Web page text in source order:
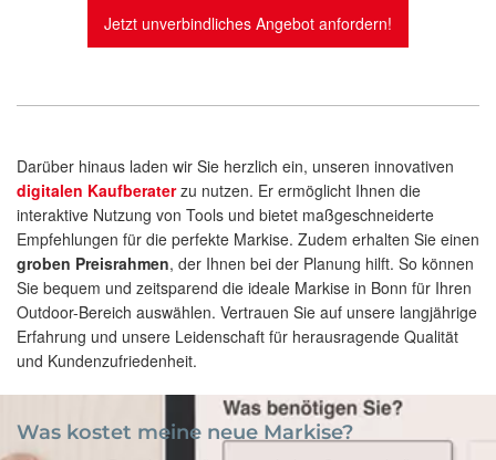
Jetzt unverbindliches Angebot anfordern!
Darüber hinaus laden wir Sie herzlich ein, unseren innovativen
digitalen Kaufberaterzu nutzen. Er ermöglicht Ihnen die
interaktive Nutzung von Tools und bietet maßgeschneiderte
Empfehlungen für die perfekte Markise. Zudem erhalten Sie einen
groben Preisrahmen, der Ihnen bei der Planung hilft. So können
Sie bequem und zeitsparend die ideale Markise in Bonn für Ihren
Outdoor-Bereich auswählen. Vertrauen Sie auf unsere langjährige
Erfahrung und unsere Leidenschaft für herausragende Qualität
und Kundenzufriedenheit.
Was kostet meine neue Markise?